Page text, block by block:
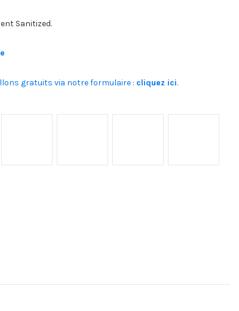
Sanitized.
gratuits via notre formulaire : cliquez ici.